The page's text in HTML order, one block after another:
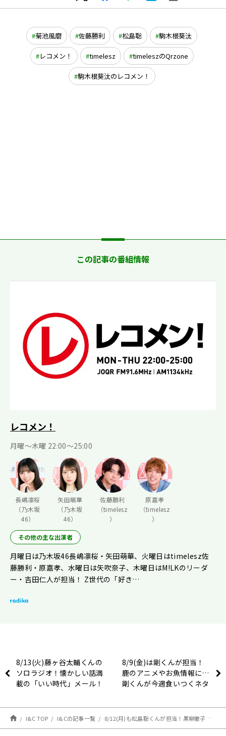
菊池風磨 佐藤勝利 松島聡 駒木根葵汰
レコメン！ timelesz timeleszのQrzone
駒木根葵汰のレコメン！
この記事の番組情報
レコメン！
月曜〜木曜 22:00〜25:00
長嶋凛桜
（乃木坂
46）
矢田萌華
（乃木坂
46）
佐藤勝利
（timelesz
）
原嘉孝
（timelesz
）
その他の主な出演者
月曜日は乃木坂46長嶋凛桜・矢田萌華、火曜日はtimelesz佐
藤勝利・原嘉孝、水曜日は矢吹奈子、木曜日はM!LKのリーダ
ー・吉田仁人が担当！ Z世代の「好き…
8/13(火)藤ヶ谷太輔くんの
ソロラジオ！懐かしい話満
載の「いい時代」メール！
8/9(金)は剛くんが担当！
鹿のアニメやお魚情報に…
剛くんが今週食いつくネタ
I&C TOP I&Cの記事一覧 8/12(月)も松島聡くんが担当！黒柳徹子さんと共演する朗読劇に向けての準備は順調？